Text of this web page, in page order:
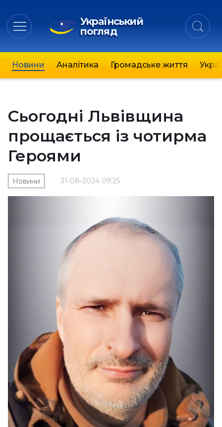
Український
погляд
Новини Аналітика Громадське життя
Сьогодні Львівщина
прощається із чотирма
Героями
31-08-2024 09:25
Новини